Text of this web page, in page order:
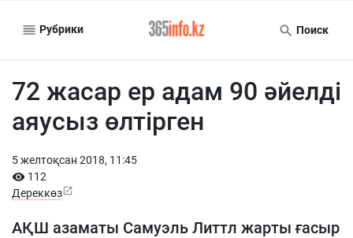
Рубрики Поиск
72 жасар ер адам 90 әйелді
аяусыз өлтірген
5 желтоқсан 2018, 11:45
112
Дереккөз
АҚШ азаматы Самуэль Литтл жарты ғасыр